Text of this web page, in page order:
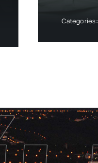
Categories: